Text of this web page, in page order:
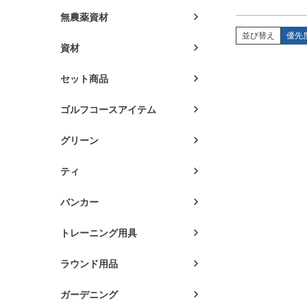
無農薬資材
資材
セット商品
ゴルフコースアイテム
グリーン
ティ
バンカー
トレーニング用具
ラウンド用品
ガーデニング
並び替え 優先